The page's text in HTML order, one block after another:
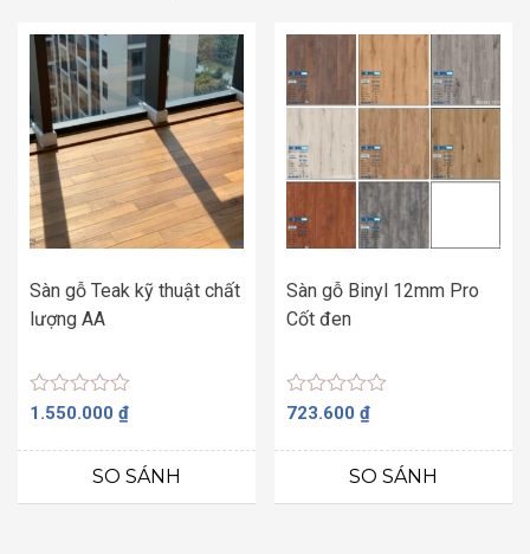
Sàn gỗ Teak kỹ thuật chất
lượng AA
Được
hạng
sao
1.550.000 ₫
SO SÁNH
Sàn gỗ Binyl 12mm Pro
Cốt đen
Được
hạng
sao
723.600₫
SO SÁNH